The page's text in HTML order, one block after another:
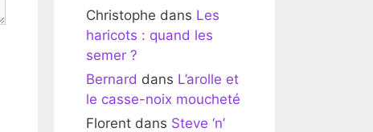
Christophe dans Les
haricots : quand les
semer ?
Bernard dans L’arolle et
le casse-noix moucheté
Florent dans Steve ‘n’